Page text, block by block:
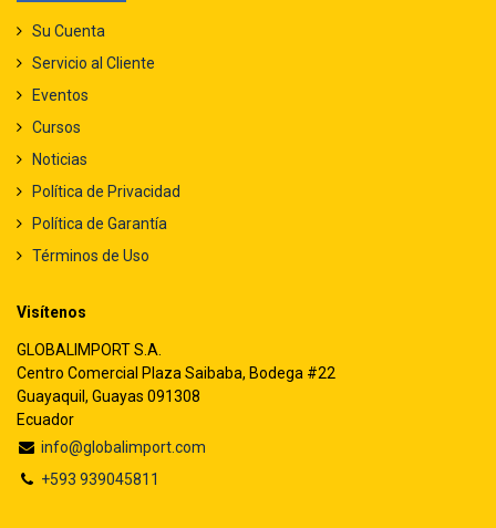
Su Cuenta
Servicio al Cliente
Eventos
Cursos
Noticias
Política de Privacidad
Política de Garantía
Términos de Uso
Visítenos
GLOBALIMPORT S.A.
Centro Comercial Plaza Saibaba, Bodega #22
Guayaquil, Guayas 091308
Ecuador
info@globalimport.com
+593 939045811